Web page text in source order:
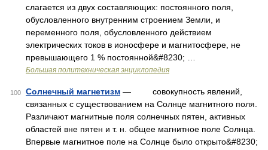
слагается из двух составляющих: постоянного поля,
обусловленного внутренним строением Земли, и
переменного поля, обусловленного действием
электрических токов в ионосфере и магнитосфере, не
превышающего 1 % постоянной&#8230; …
Большая политехническая энциклопедия
100 Солнечный магнетизм — совокупность явлений,
связанных с существованием на Солнце магнитного поля.
Различают магнитные поля солнечных пятен, активных
областей вне пятен и т. н. общее магнитное поле Солнца.
Впервые магнитное поле на Солнце было открыто&#8230;